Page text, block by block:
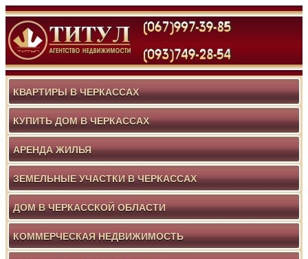
КВАРТИРЫ В ЧЕРКАССАХ
КУПИТЬ ДОМ В ЧЕРКАССАХ
АРЕНДА ЖИЛЬЯ
ЗЕМЕЛЬНЫЕ УЧАСТКИ В ЧЕРКАССАХ
ДОМ В ЧЕРКАССКОЙ ОБЛАСТИ
КОММЕРЧЕСКАЯ НЕДВИЖИМОСТЬ